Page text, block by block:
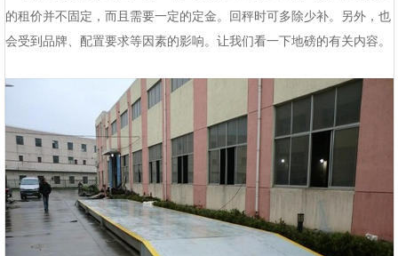
的租价并不固定，而且需要一定的定金。回秤时可多除少补。另外，也
会受到品牌、配置要求等因素的影响。让我们看一下地磅的有关内容。